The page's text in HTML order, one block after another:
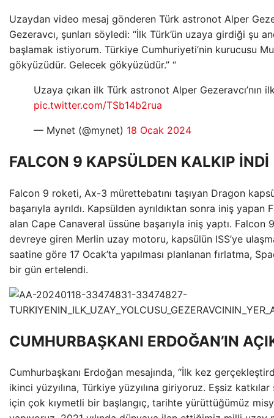
Uzaydan video mesaj gönderen Türk astronot Alper
Gezeravcı, şunları söyledi: “İlk Türk’ün uzaya girdiği şu
başlamak istiyorum. Türkiye Cumhuriyeti’nin kurucusu
gökyüzüdür. Gelecek gökyüzüdür.” “
Uzaya çıkan ilk Türk astronot Alper Gezeravcı’nın
pic.twitter.com/TSb14b2rua
— Mynet (@mynet) 18 Ocak 2024
FALCON 9 KAPSÜLDEN KALKIP İNDİ
Falcon 9 roketi, Ax-3 mürettebatını taşıyan Dragon
başarıyla ayrıldı. Kapsülden ayrıldıktan sonra iniş
alan Cape Canaveral üssüne başarıyla iniş yaptı. Falcon
devreye giren Merlin uzay motoru, kapsülün ISS’ye
saatine göre 17 Ocak’ta yapılması planlanan fırlatma,
bir gün ertelendi.
CUMHURBAŞKANI ERDOĞAN’IN
Cumhurbaşkanı Erdoğan mesajında, “İlk kez
ikinci yüzyılına, Türkiye yüzyılına giriyoruz. Eşsiz
için çok kıymetli bir başlangıç, tarihte yürüttüğümüz